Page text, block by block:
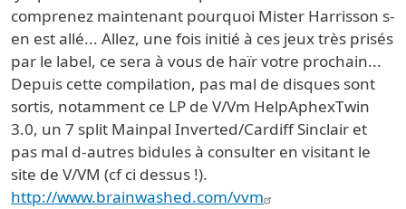
comprenez maintenant pourquoi Mister Harrisson s-
en est allé... Allez, une fois initié à ces jeux très prisés
par le label, ce sera à vous de haïr votre prochain...
Depuis cette compilation, pas mal de disques sont
sortis, notamment ce LP de V/Vm HelpAphexTwin
3.0, un 7 split Mainpal Inverted/Cardiff Sinclair et
pas mal d-autres bidules à consulter en visitant le
site de V/VM (cf ci dessus !).
http://www.brainwashed.com/vvm